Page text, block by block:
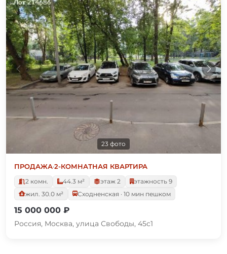
23 фото
ПРОДАЖА·2-КОМНАТНАЯ КВАРТИРА
2 комн.
44.3 м² этаж 2
этажность 9
жил. 30.0 м²
Сходненская · 10 мин пешком
15 000 000 ₽
Россия, Москва, улица Свободы, 45с1